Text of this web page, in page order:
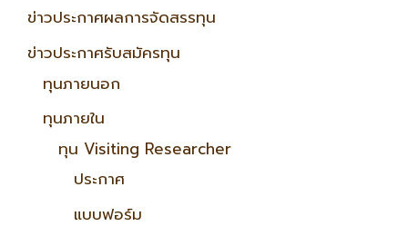
ข่าวประกาศผลการจัดสรรทุน
ข่าวประกาศรับสมัครทุน
ทุนภายนอก
ทุนภายใน
ทุน Visiting Researcher
ประกาศ
แบบฟอร์ม